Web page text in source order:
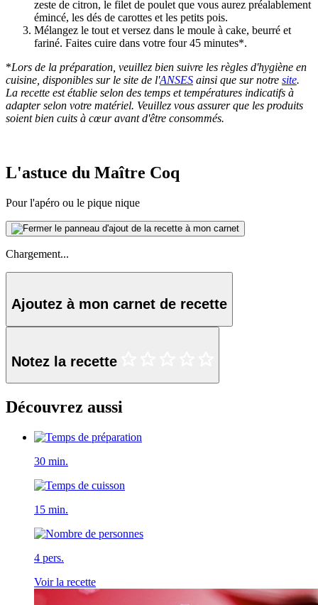
zeste de citron, le filet de poulet que vous aurez préalablement
émincé, les dés de carottes et les petits pois.
Mélangez le tout et versez dans le moule à cake, beurré et
fariné. Faites cuire dans votre four 45 minutes*.
*Lors de la préparation, veuillez bien suivre les règles d'hygiène en
cuisine, disponibles sur le site de l'ANSES ainsi que sur notre site.
La recette est établie selon des temps et températures indicatifs à
adapter selon votre matériel. Veuillez vous assurer que les produits
soient bien cuits à cœur avant d'être consommés.
L'astuce du Maître Coq
Pour l'apéro ou le pique nique
Chargement...
Ajoutez à mon carnet de recette
Notez la recette
Découvrez aussi
30 min.
15 min.
4 pers.
Voir la recette